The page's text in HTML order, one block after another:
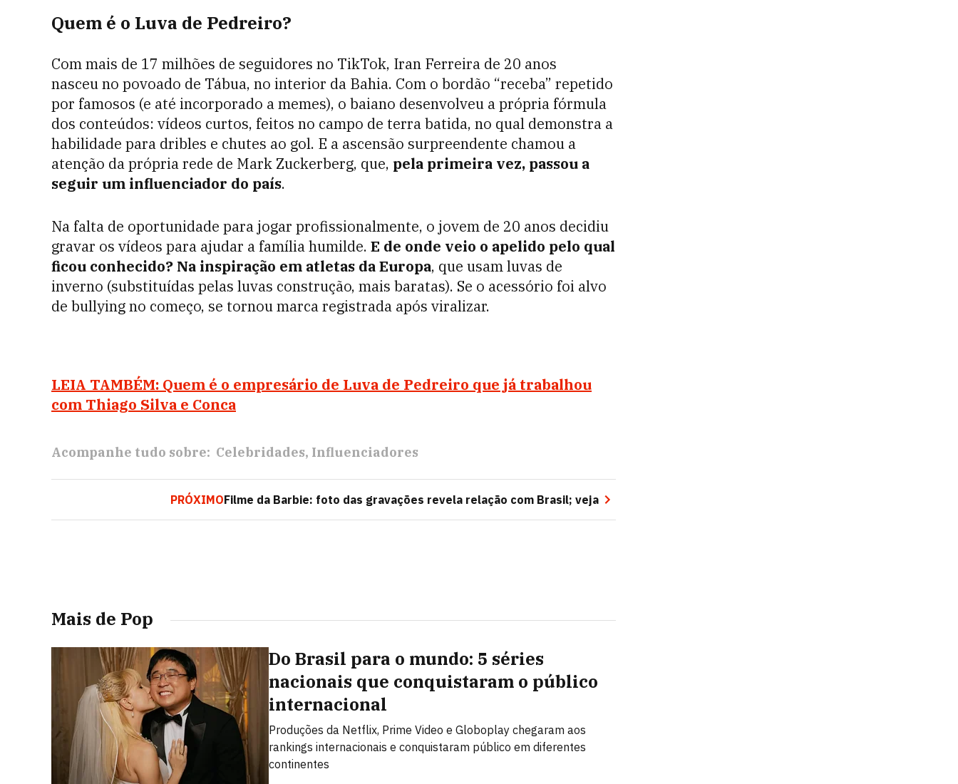
Quem é o Luva de Pedreiro?
Com mais de 17 milhões de seguidores no TikTok, Iran Ferreira de 20 anos
nasceuno povoado de Tábua, no interior da Bahia. Com o bordão “receba” repetido
por famosos (e até incorporado a memes), o baiano desenvolveu a própria fórmula
dos conteúdos: vídeos curtos, feitos no campo de terra batida, no qual demonstra a
habilidade para dribles e chutes ao gol. E a ascensão surpreendente chamou a
atenção da própria rede de Mark Zuckerberg, que, pela primeira vez, passou a
seguir um influenciador do país.
Na falta de oportunidade para jogar profissionalmente, o jovem de 20 anos decidiu
gravar os vídeos para ajudar a família humilde. E de onde veio o apelido pelo qual
ficou conhecido? Na inspiração em atletas da Europa, que usam luvas de
inverno (substituídas pelas luvas construção, mais baratas). Se o acessório foi alvo
de bullying no começo, se tornou marca registrada após viralizar.
LEIA TAMBÉM: Quem é o empresário de Luva de Pedreiro que já trabalhou
com Thiago Silva e Conca
Acompanhe tudo sobre: Celebridades Influenciadores
PRÓXIMOFilme da Barbie: foto das gravações revela relação com Brasil; veja
Mais de Pop
Do Brasil para o mundo: 5 séries
nacionais que conquistaram o público
internacional
Produções da Netflix, Prime Video e Globoplay chegaram aos
rankings internacionais e conquistaram público em diferentes
continentes